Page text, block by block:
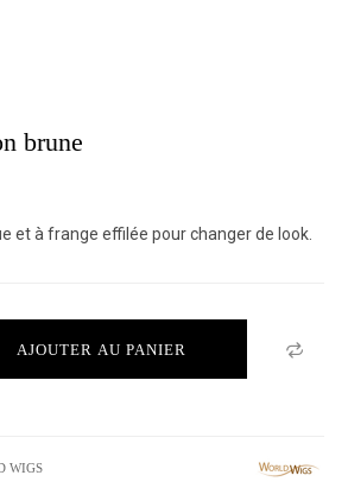
brune
et à frange effilée pour changer de look.
AJOUTER AU PANIER
WIGS